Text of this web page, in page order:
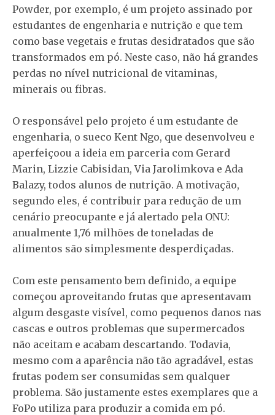
Powder, por exemplo, é um projeto assinado por
estudantes de engenharia e nutrição e que tem
como base vegetais e frutas desidratados que são
transformados em pó. Neste caso, não há grandes
perdas no nível nutricional de vitaminas,
minerais ou fibras.
O responsável pelo projeto é um estudante de
engenharia, o sueco Kent Ngo, que desenvolveu e
aperfeiçoou a ideia em parceria com Gerard
Marin, Lizzie Cabisidan, Via Jarolimkova e Ada
Balazy, todos alunos de nutrição. A motivação,
segundo eles, é contribuir para redução de um
cenário preocupante e já alertado pela ONU:
anualmente 1,76 milhões de toneladas de
alimentos são simplesmente desperdiçadas.
Com este pensamento bem definido, a equipe
começou aproveitando frutas que apresentavam
algum desgaste visível, como pequenos danos nas
cascas e outros problemas que supermercados
não aceitam e acabam descartando. Todavia,
mesmo com a aparência não tão agradável, estas
frutas podem ser consumidas sem qualquer
problema. São justamente estes exemplares que a
FoPo utiliza para produzir a comida em pó.